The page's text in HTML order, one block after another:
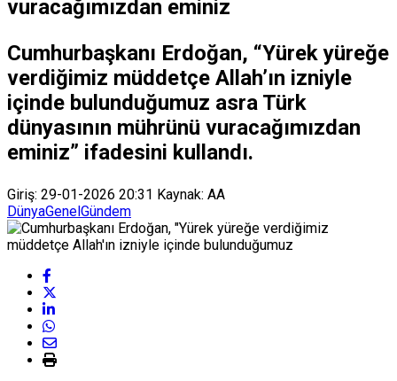
vuracağımızdan eminiz
Cumhurbaşkanı Erdoğan, “Yürek yüreğe
verdiğimiz müddetçe Allah’ın izniyle
içinde bulunduğumuz asra Türk
dünyasının mührünü vuracağımızdan
eminiz” ifadesini kullandı.
Giriş: 29-01-2026 20:31 Kaynak: AA
DünyaGenelGündem